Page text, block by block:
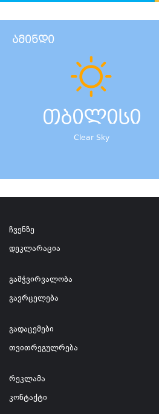
ამინდი
თბილისი
Clear Sky
ჩვენზე
დეკლარაცია
გამჭვირვალობა
გავრცელება
გადაცემები
თვითრეგულრება
რეკლამა
კონტაქტი